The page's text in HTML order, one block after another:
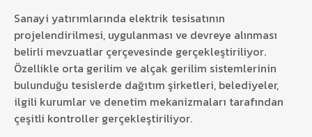
Sanayi yatırımlarında elektrik tesisatının
projelendirilmesi, uygulanması ve devreye alınması
belirli mevzuatlar çerçevesinde gerçekleştiriliyor.
Özellikle orta gerilim ve alçak gerilim sistemlerinin
bulunduğu tesislerde dağıtım şirketleri, belediyeler,
ilgili kurumlar ve denetim mekanizmaları tarafından
çeşitli kontroller gerçekleştiriliyor.